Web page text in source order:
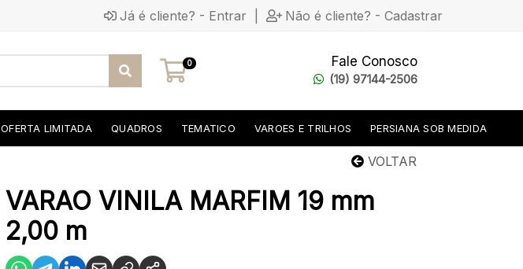
Já é cliente? - Entrar Não é cliente? - Cadastrar
0 Fale Conosco
(19) 97144-2506
OFERTA LIMITADA QUADROS TEMATICO VAROES E TRILHOS PERSIANA SOB MEDIDA
VOLTAR
VARAO VINILA MARFIM 19 mm
2,00 m